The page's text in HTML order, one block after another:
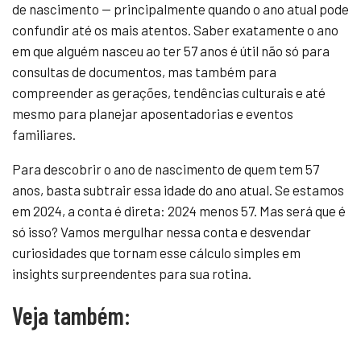
de nascimento — principalmente quando o ano atual pode
confundir até os mais atentos. Saber exatamente o ano
em que alguém nasceu ao ter 57 anos é útil não só para
consultas de documentos, mas também para
compreender as gerações, tendências culturais e até
mesmo para planejar aposentadorias e eventos
familiares.
Para descobrir o ano de nascimento de quem tem 57
anos, basta subtrair essa idade do ano atual. Se estamos
em 2024, a conta é direta: 2024 menos 57. Mas será que é
só isso? Vamos mergulhar nessa conta e desvendar
curiosidades que tornam esse cálculo simples em
insights surpreendentes para sua rotina.
Veja também: